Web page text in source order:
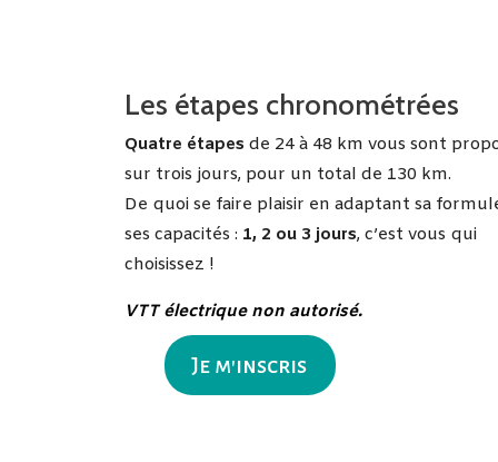
Les étapes chronométrées
Quatre étapes de 24 à 48 km vous sont
sur trois jours, pour un total de 130 km.
De quoi se faire plaisir en adaptant sa
ses capacités : 1, 2 ou 3 jours, c’est vous qui
choisissez !
VTT électrique non autorisé.
Je m'inscris